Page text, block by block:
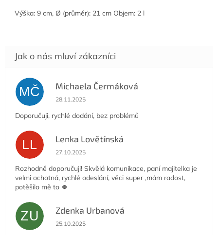
Výška: 9 cm, Ø (průměr): 21 cm Objem: 2 l
MČ Michaela Čermáková
Hodnocení obchodu je 5 z 5 hvězdiček.
28.11.2025
Doporučuji, rychlé dodání, bez problémů
LL Lenka Lovětínská
Hodnocení obchodu je 5 z 5 hvězdiček.
27.10.2025
Rozhodně doporučuji! Skvělá komunikace, paní majitelka je
velmi ochotná, rychlé odeslání, věci super ,mám radost,
potěšilo mě to 🍀
ZU Zdenka Urbanová
Hodnocení obchodu je 5 z 5 hvězdiček.
25.10.2025